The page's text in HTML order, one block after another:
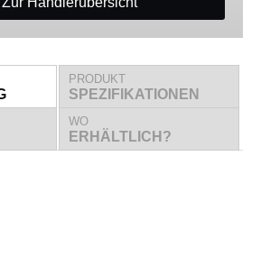
PRODUKT
SPEZIFIKATIONEN
WO
ERHÄLTLICH?